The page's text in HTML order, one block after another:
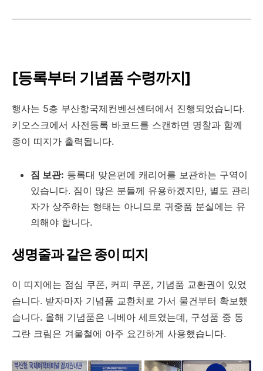
[등록부터 기념품 수령까지]
행사는 5층 부산항국제컨벤션센터에서 진행되었습니다.
키오스크에서 사전등록 바코드를 스캔하면 명찰과 함께
종이 띠지가 출력됩니다.
짐 보관: 등록대 맞은편에 캐리어를 보관하는 구역이
있습니다. 짐이 많은 분들께 유용하겠지만, 별도 관리
자가 상주하는 형태는 아니므로 귀중품 분실에는 유
의해야 합니다.
생명줄과 같은 종이 띠지
이 띠지에는 점심 쿠폰, 커피 쿠폰, 기념품 교환권이 있었
습니다. 받자마자 기념품 교환처로 가서 물건부터 확보했
습니다. 올해 기념품은 니베아 세트였는데, 구성품 중 동
그란 크림은 겨울철에 아주 요긴하게 사용했습니다.